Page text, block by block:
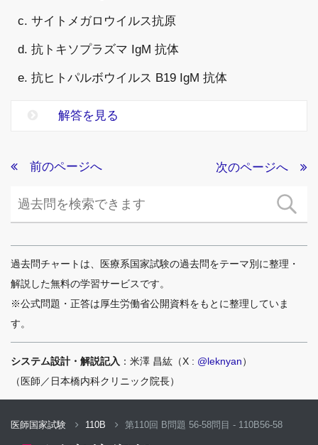
c. サイトメガロウイルス抗原
d. 抗トキソプラズマ IgM 抗体
e. 抗ヒトパルボウイルス B19 IgM 抗体
解答を見る
前のページへ 次のページへ
過去問チャートは、医療系国家試験の過去問をテーマ別に整理・
解説した無料の学習サービスです。
※公式問題・正答は厚生労働省公開資料をもとに整理していま
す。
システム設計・解説記入 ：米澤 昌紘（X : @leknyan）
（医師／日本橋内科クリニック院長）
医師国家試験 110B 第110回 B問題 56-58問目 - 110B56-58